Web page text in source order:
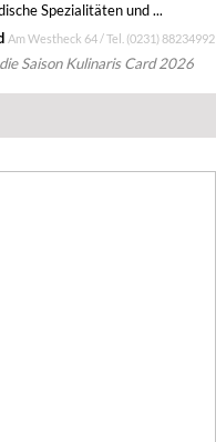
Spezialitäten und ...
Am Westheck 64 / Tel. (0231) 88234992
Saison Kulinaris Card 2026